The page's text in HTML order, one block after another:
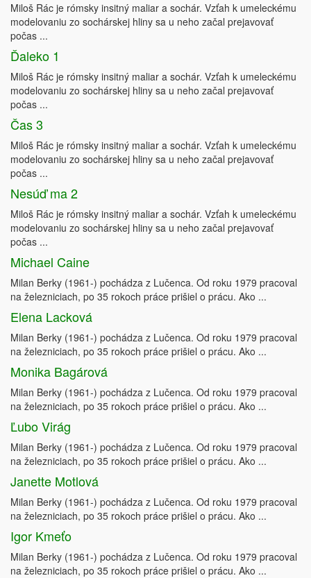
Miloš Rác je rómsky insitný maliar a sochár. Vzťah k umeleckému
modelovaniu zo sochárskej hliny sa u neho začal prejavovať
počas ...
Ďaleko 1
Miloš Rác je rómsky insitný maliar a sochár. Vzťah k umeleckému
modelovaniu zo sochárskej hliny sa u neho začal prejavovať
počas ...
Čas 3
Miloš Rác je rómsky insitný maliar a sochár. Vzťah k umeleckému
modelovaniu zo sochárskej hliny sa u neho začal prejavovať
počas ...
Nesúď ma 2
Miloš Rác je rómsky insitný maliar a sochár. Vzťah k umeleckému
modelovaniu zo sochárskej hliny sa u neho začal prejavovať
počas ...
Michael Caine
Milan Berky (1961-) pochádza z Lučenca. Od roku 1979 pracoval
na železniciach, po 35 rokoch práce prišiel o prácu. Ako ...
Elena Lacková
Milan Berky (1961-) pochádza z Lučenca. Od roku 1979 pracoval
na železniciach, po 35 rokoch práce prišiel o prácu. Ako ...
Monika Bagárová
Milan Berky (1961-) pochádza z Lučenca. Od roku 1979 pracoval
na železniciach, po 35 rokoch práce prišiel o prácu. Ako ...
Ľubo Virág
Milan Berky (1961-) pochádza z Lučenca. Od roku 1979 pracoval
na železniciach, po 35 rokoch práce prišiel o prácu. Ako ...
Janette Motlová
Milan Berky (1961-) pochádza z Lučenca. Od roku 1979 pracoval
na železniciach, po 35 rokoch práce prišiel o prácu. Ako ...
Igor Kmeťo
Milan Berky (1961-) pochádza z Lučenca. Od roku 1979 pracoval
na železniciach, po 35 rokoch práce prišiel o prácu. Ako ...